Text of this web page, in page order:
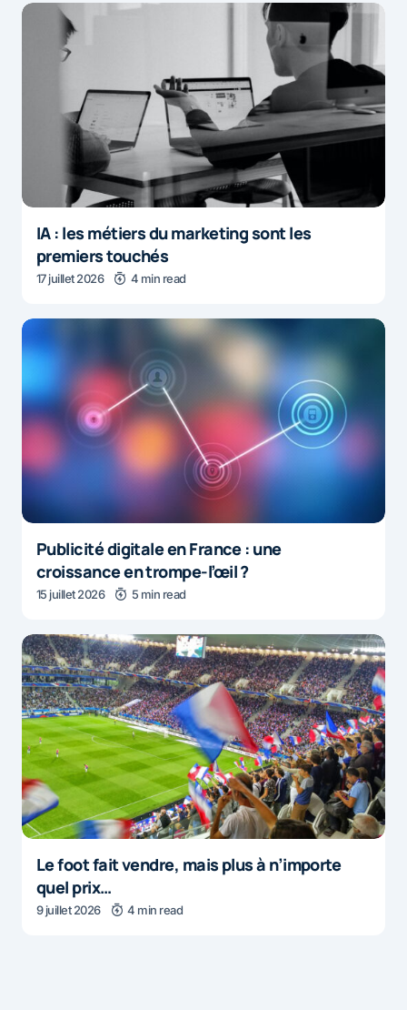
IA : les métiers du marketing sont les
premiers touchés
17 juillet 2026 4 min read
Publicité digitale en France : une
croissance en trompe-l’œil ?
15 juillet 2026 5 min read
Le foot fait vendre, mais plus à n’importe
quel prix…
9 juillet 2026 4 min read